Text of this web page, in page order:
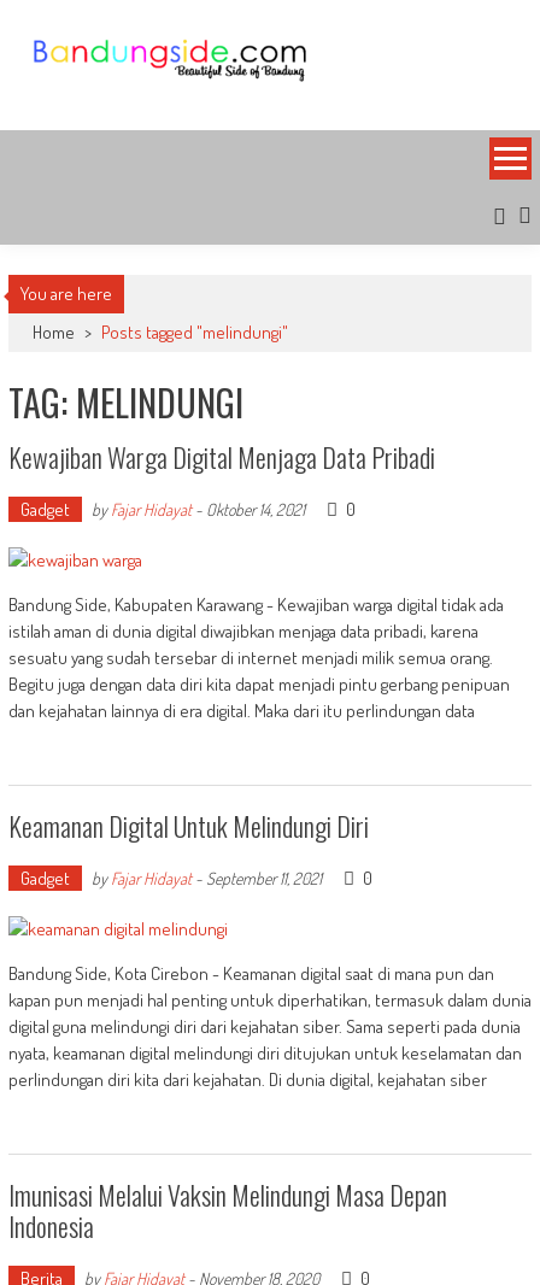
content
You are here
Home > Posts tagged "melindungi"
TAG: MELINDUNGI
Kewajiban Warga Digital Menjaga Data Pribadi
Gadget byFajar Hidayat- Oktober 14, 2021 0
Bandung Side, Kabupaten Karawang - Kewajiban warga digital tidak ada
istilah aman di dunia digital diwajibkan menjaga data pribadi, karena
sesuatu yang sudah tersebar di internet menjadi milik semua orang.
Begitu juga dengan data diri kita dapat menjadi pintu gerbang penipuan
dan kejahatan lainnya di era digital. Maka dari itu perlindungan data
Keamanan Digital Untuk Melindungi Diri
Gadget byFajar Hidayat- September 11, 2021 0
Bandung Side, Kota Cirebon - Keamanan digital saat di mana pun dan
kapan pun menjadi hal penting untuk diperhatikan, termasuk dalam dunia
digital guna melindungi diri dari kejahatan siber. Sama seperti pada dunia
nyata, keamanan digital melindungi diri ditujukan untuk keselamatan dan
perlindungan diri kita dari kejahatan. Di dunia digital, kejahatan siber
Imunisasi Melalui Vaksin Melindungi Masa Depan
Indonesia
Berita byFajar Hidayat- November 18, 2020 0